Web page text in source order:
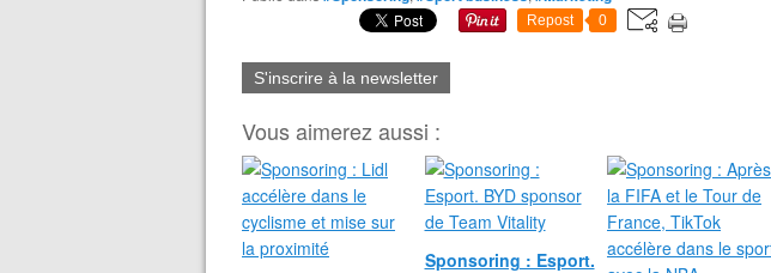
Repost 0
S'inscrire à la newsletter
Vous aimerez aussi :
Sponsoring : Esport.